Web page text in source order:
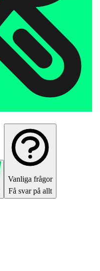
Vanliga frågor
Få svar på allt